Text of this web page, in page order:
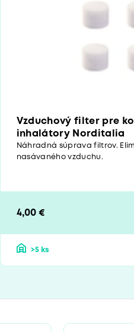
Vzduchový filter pre
inhalátory Norditalia
Náhradná súprava filtrov.
nasávaného vzduchu.
4,00 €
>5 ks